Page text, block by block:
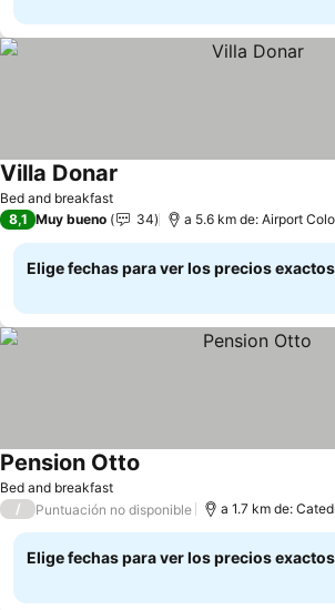
Bed and breakfast
Villa Donar
8,1 Muy bueno 34 a 5.6 km de: Airport
Elige fechas para ver los precios exactos
Bed and breakfast
Pension Otto
/ Puntuación no disponible a 1.7 km de:
Elige fechas para ver los precios exactos